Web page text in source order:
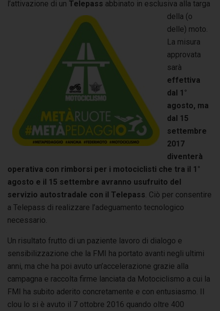
l’attivazione di un Telepass abbinato in esclusiva alla targa
della (o
delle) moto.
La misura
approvata
sarà
effettiva
dal 1°
agosto, ma
dal 15
settembre
2017
diventerà
operativa con rimborsi per i motociclisti che tra il 1°
agosto e il 15 settembre avranno usufruito del
servizio autostradale con il Telepass . Ciò per consentire
a Telepass di realizzare l’adeguamento tecnologico
necessario.
Un risultato frutto di un paziente lavoro di dialogo e
sensibilizzazione che la FMI ha portato avanti negli ultimi
anni, ma che ha poi avuto un’accelerazione grazie alla
campagna e raccolta firme lanciata da Motociclismo a cui la
FMI ha subito aderito concretamente e con entusiasmo. Il
clou lo si è avuto il 7 ottobre 2016 quando oltre 400